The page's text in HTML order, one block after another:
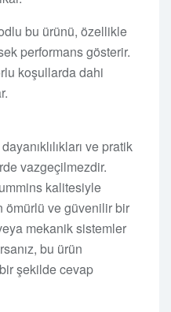
bu ürünü, özellikle
performans gösterir.
koşullarda dahi
ve pratik
vazgeçilmezdir.
kalitesiyle
ömürlü ve güvenilir bir
mekanik sistemler
bu ürün
şekilde cevap